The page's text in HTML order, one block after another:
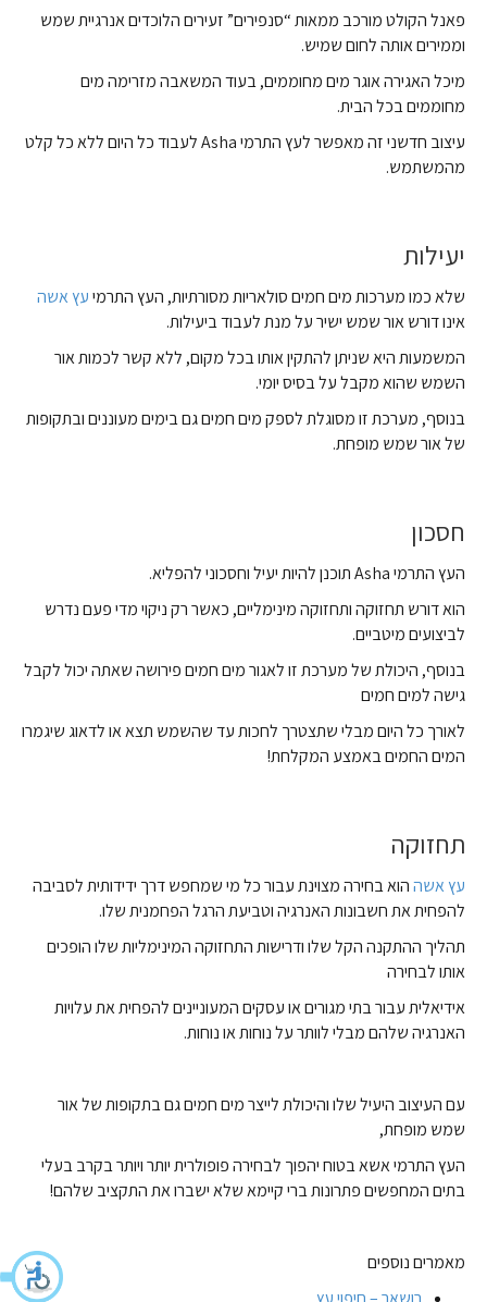
פאנל הקולט מורכב ממאות “סנפירים” זעירים הלוכדים אנרגיית שמש
וממירים אותה לחום שמיש.
מיכל האגירה אוגר מים מחוממים, בעוד המשאבה מזרימה מים
מחוממים בכל הבית.
עיצוב חדשני זה מאפשר לעץ התרמי Asha לעבוד כל היום ללא כל קלט
מהמשתמש.
יעילות
שלא כמו מערכות מים חמים סולאריות מסורתיות, העץ התרמיעץ אשה
אינו דורש אור שמש ישיר על מנת לעבוד ביעילות.
המשמעות היא שניתן להתקין אותו בכל מקום, ללא קשר לכמות אור
השמש שהוא מקבל על בסיס יומי.
בנוסף, מערכת זו מסוגלת לספק מים חמים גם בימים מעוננים ובתקופות
של אור שמש מופחת.
חסכון
העץ התרמי Asha תוכנן להיות יעיל וחסכוני להפליא.
הוא דורש תחזוקה ותחזוקה מינימליים, כאשר רק ניקוי מדי פעם נדרש
לביצועים מיטביים.
בנוסף, היכולת של מערכת זו לאגור מים חמים פירושה שאתה יכול לקבל
גישה למים חמים
לאורך כל היום מבלי שתצטרך לחכות עד שהשמש תצא או לדאוג שיגמרו
המים החמים באמצע המקלחת!
תחזוקה
עץ אשההוא בחירה מצוינת עבור כל מי שמחפש דרך ידידותית לסביבה
להפחית את חשבונות האנרגיה וטביעת הרגל הפחמנית שלו.
תהליך ההתקנה הקל שלו ודרישות התחזוקה המינימליות שלו הופכים
אותו לבחירה
אידיאלית עבור בתי מגורים או עסקים המעוניינים להפחית את עלויות
האנרגיה שלהם מבלי לוותר על נוחות או נוחות.
עם העיצוב היעיל שלו והיכולת לייצר מים חמים גם בתקופות של אור
שמש מופחת,
העץ התרמי אשא בטוח יהפוך לבחירה פופולרית יותר ויותר בקרב בעלי
בתים המחפשים פתרונות ברי קיימא שלא ישברו את התקציב שלהם!
מאמרים נוספים